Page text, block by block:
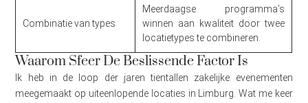
Combinatie van types
Meerdaagse programma’s
winnen aan kwaliteit door twee
locatietypes te combineren.
Waarom Sfeer De Beslissende Factor Is
Ik heb in de loop der jaren tientallen zakelijke evenementen
meegemaakt op uiteenlopende locaties in Limburg. Wat me keer